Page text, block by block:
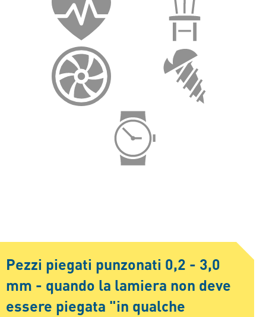
Pezzi piegati punzonati 0,2 - 3,0
mm - quando la lamiera non deve
essere piegata "in qualche